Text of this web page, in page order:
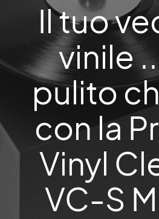
Il tuo
vinile
pulito
con la
Vinyl
VC-S